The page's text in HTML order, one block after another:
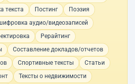
текста Постинг
Поэзия
аудио/видеозаписей
Рерайтинг
Составление докладов/отчетов
Спортивные тексты
Статьи
Тексты о недвижимости